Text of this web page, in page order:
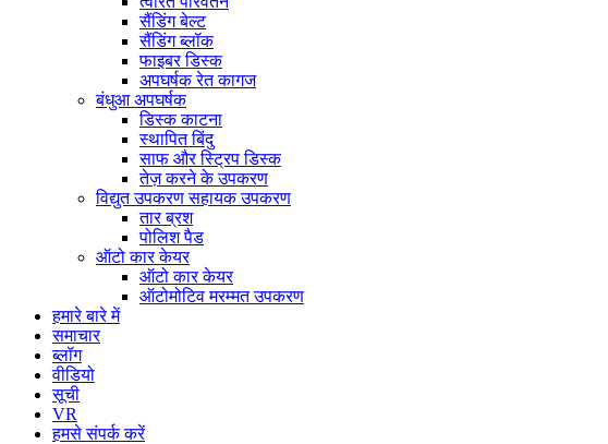
सैंडिंग बेल्ट
सैंडिंग ब्लॉक
फाइबर डिस्क
अपघर्षक रेत कागज
बंधुआ अपघर्षक
डिस्क काटना
स्थापित बिंदु
साफ और स्ट्रिप डिस्क
तेज़ करने के उपकरण
विद्युत उपकरण सहायक उपकरण
तार ब्रश
पोलिश पैड
ऑटो कार केयर
ऑटो कार केयर
ऑटोमोटिव मरम्मत उपकरण
हमारे बारे में
समाचार
ब्लॉग
वीडियो
सूची
VR
हमसे संपर्क करें